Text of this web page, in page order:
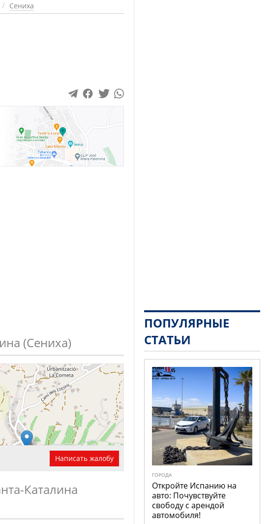
Сениха
(Сениха)
Написать жалобу
Каталина
ПОПУЛЯРНЫЕ
СТАТЬИ
ГОРОДА
Откройте Испанию на
авто: Почувствуйте
свободу с арендой
автомобиля!